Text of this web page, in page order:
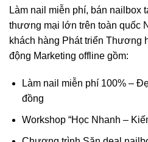
Làm nail miễn phí, bán nailbox
thương mại lớn trên toàn quốc
khách hàng Phát triển Thương
động Marketing offline gồm:
Làm nail miễn phí 100% –
đồng
Workshop “Học Nhanh –